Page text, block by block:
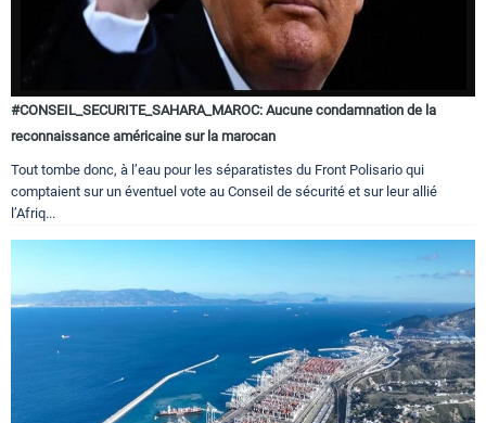
#CONSEIL_SECURITE_SAHARA_MAROC: Aucune condamnation de la
reconnaissance américaine sur la marocan
Tout tombe donc, à l’eau pour les séparatistes du Front Polisario qui
comptaient sur un éventuel vote au Conseil de sécurité et sur leur allié
l’Afriq...